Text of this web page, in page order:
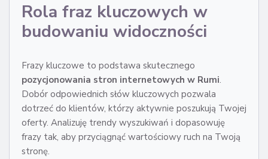
Rola fraz kluczowych w
budowaniu widoczności
Frazy kluczowe to podstawa skutecznego
pozycjonowania stron internetowych w Rumi.
Dobór odpowiednich słów kluczowych pozwala
dotrzeć do klientów, którzy aktywnie poszukują Twojej
oferty. Analizuję trendy wyszukiwań i dopasowuję
frazy tak, aby przyciągnąć wartościowy ruch na Twoją
stronę.